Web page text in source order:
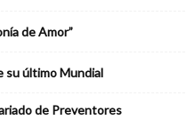
de Amor”
su último Mundial
de Preventores